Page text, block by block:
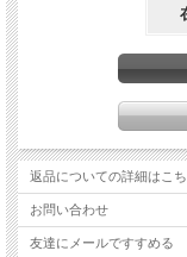
返品についての詳細はこ
お問い合わせ
友達にメールですすめる